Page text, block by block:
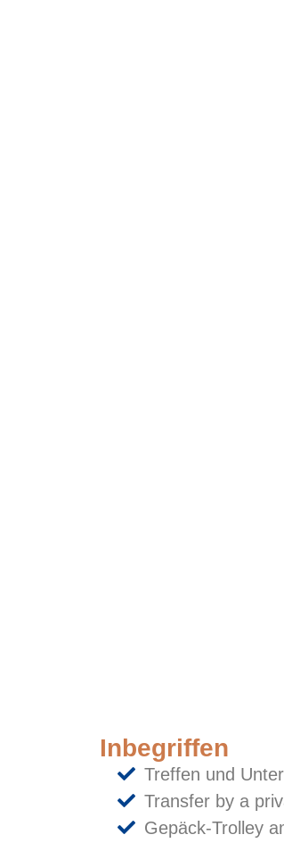
Inbegriffen
Treffen und
Transfer by a
Gepäck-Trolley